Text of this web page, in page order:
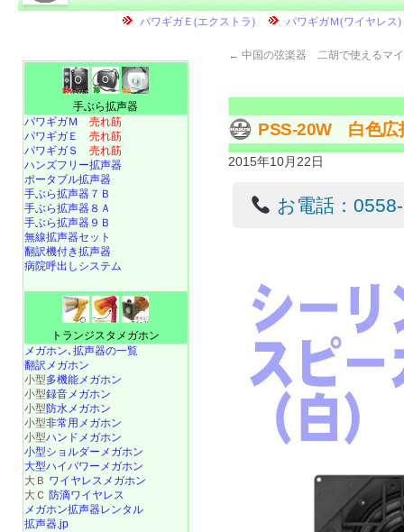
← 中国の弦楽器 二胡で使えるマ
PSS-20W 白色広
2015年10月22日
お電話：
手ぶら拡声器
パワギガＭ 売れ筋
パワギガＥ 売れ筋
パワギガＳ 売れ筋
ハンズフリー拡声器
ポータブル拡声器
手ぶら拡声器７Ｂ
手ぶら拡声器８Ａ
手ぶら拡声器９Ｂ
無線拡声器セット
翻訳機付き拡声器
病院呼出しシステム
トランジスタメガホン
メガホン､拡声器の一覧
翻訳メガホン
小型多機能メガホン
小型録音メガホン
小型防水メガホン
小型非常用メガホン
小型ハンドメガホン
小型ショルダーメガホン
大型ハイパワーメガホン
大Ｂ ワイヤレスメガホン
大Ｃ 防滴ワイヤレス
メガホン拡声器レンタル
拡声器.jp